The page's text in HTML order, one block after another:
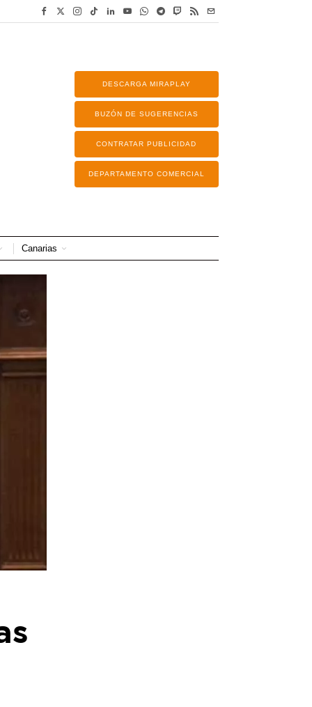
DESCARGA MIRAPLAY
BUZÓN DE SUGERENCIAS
CONTRATAR PUBLICIDAD
DEPARTAMENTO COMERCIAL
Canarias